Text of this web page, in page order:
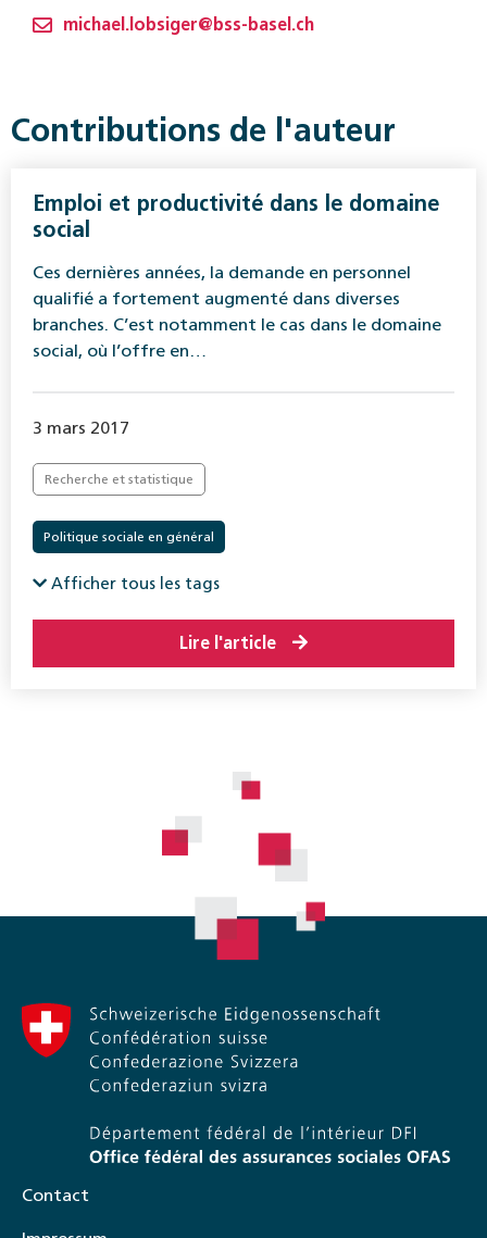
michael.lobsiger@bss-basel.ch
Contributions de l'auteur
Emploi et productivité dans le domaine
social
Ces dernières années, la demande en personnel
qualifié a fortement augmenté dans diverses
branches. C’est notamment le cas dans le domaine
social, où l’offre en…
3 mars 2017
Recherche et statistique
Politique sociale en général
Afficher tous les tags
Lire l'article
Contact